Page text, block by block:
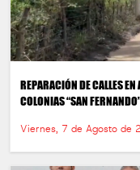
REPARACIÓN DE CALLES
COLONIAS “SAN
Viernes, 7 de Agosto de